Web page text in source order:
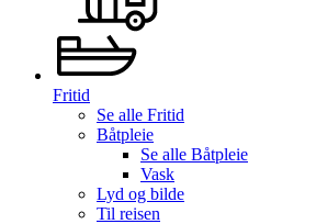
Fritid
Se alle Fritid
Båtpleie
Se alle Båtpleie
Vask
Lyd og bilde
Til reisen